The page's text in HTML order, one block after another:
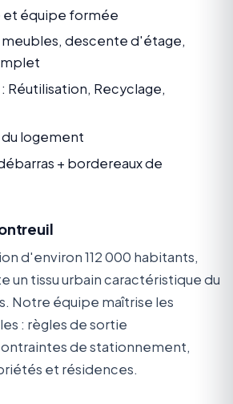
et équipe formée
descente d'étage,
: Réutilisation, Recyclage,
logement
+ bordereaux de
d'environ 112 000 habitants,
un tissu urbain caractéristique du
Notre équipe maîtrise les
: règles de sortie
de stationnement,
et résidences.